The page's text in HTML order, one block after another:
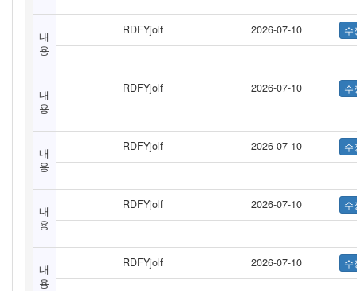
내
용
RDFYjolf 2026-07-10
내
용
RDFYjolf 2026-07-10
내
용
RDFYjolf 2026-07-10
내
용
RDFYjolf 2026-07-10
내
용
RDFYjolf 2026-07-10